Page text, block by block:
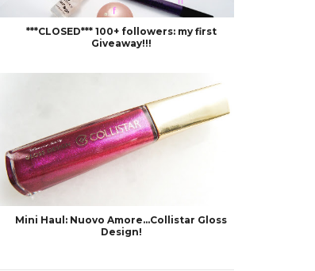
***CLOSED*** 100+ followers: my first
Giveaway!!!
Mini Haul: Nuovo Amore...Collistar Gloss
Design!